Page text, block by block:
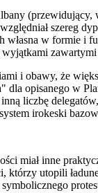
szereg
własna w formie i
i obawy, że
opisanego w
liczbę
irokeski
miał inne
którzy utopili